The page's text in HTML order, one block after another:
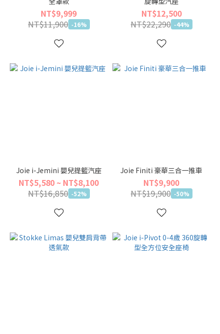
NT$9,999
NT$11,900 -16%
NT$12,500
NT$22,290 -44%
Joie i-Jemini 嬰兒提籃汽座
NT$5,580 ~ NT$8,100
NT$16,850 -52%
Joie Finiti 豪華三合一推車
NT$9,900
NT$19,900 -50%